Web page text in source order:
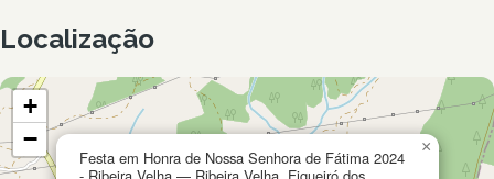
Localização
Festa em Honra de Nossa Senhora de Fátima 2024
×
+
−